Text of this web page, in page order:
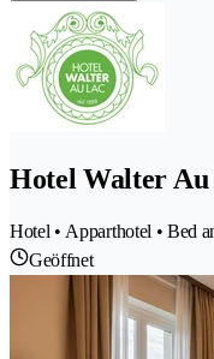
Hotel Walter Au
Hotel • Apparthotel • Bed
Geöffnet